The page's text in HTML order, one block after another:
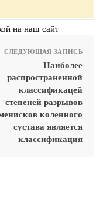
на наш сайт
СЛЕДУЮЩАЯ ЗАПИСЬ
Наиболее
распространенной
классификацей
степеней разрывов
коленного
сустава является
классификация